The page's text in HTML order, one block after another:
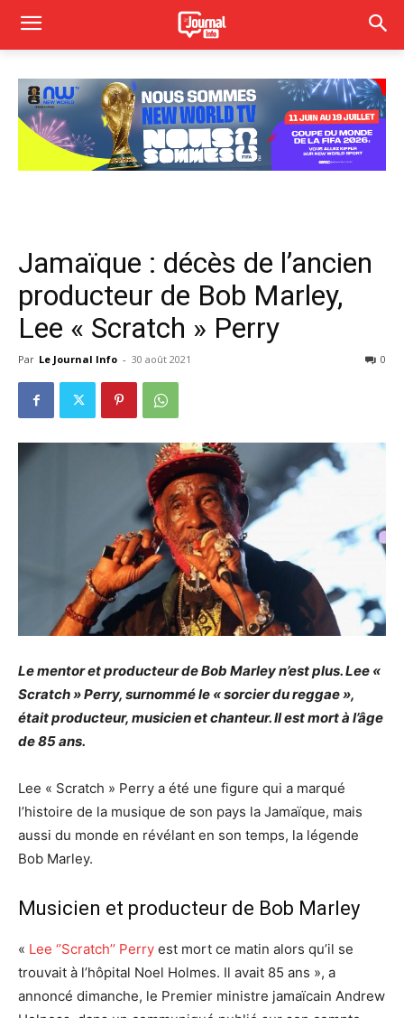
Jamaïque : décès de l’ancien
producteur de Bob Marley,
Lee « Scratch » Perry
Par Le Journal Info - 30 août 2021 0
Le mentor et producteur de Bob Marley n’est plus. Lee «
Scratch » Perry, surnommé le « sorcier du reggae »,
était producteur, musicien et chanteur. Il est mort à l’âge
de 85 ans.
Lee « Scratch » Perry a été une figure qui a marqué
l’histoire de la musique de son pays la Jamaïque, mais
aussi du monde en révélant en son temps, la légende
Bob Marley.
Musicien et producteur de Bob Marley
« Lee ‘’Scratch’’ Perry est mort ce matin alors qu’il se
trouvait à l’hôpital Noel Holmes. Il avait 85 ans », a
annoncé dimanche, le Premier ministre jamaïcain Andrew